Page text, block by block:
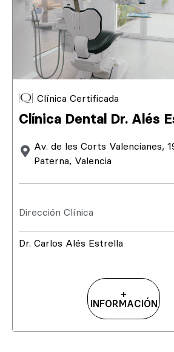
Clínica Certificada
Clínica Dental Dr. Alés
Av. de les Corts Valencianes,
Paterna, Valencia
Dirección Clínica
Dr. Carlos Alés Estrella
+
INFORMACIÓN